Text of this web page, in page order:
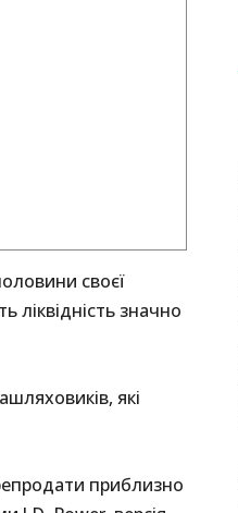
своєї
ліквідність значно
які
приблизно